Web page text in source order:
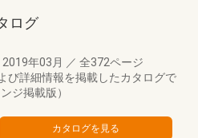
ログ
2019年03月 ／ 全372ページ
び詳細情報を掲載したカタログで
ジ掲載版）